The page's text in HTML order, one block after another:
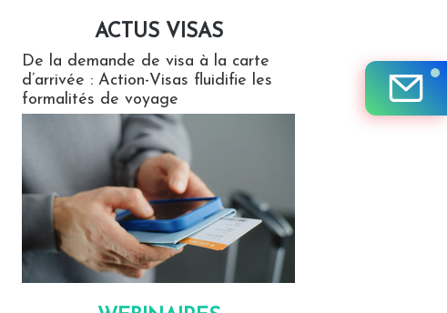
ACTUS VISAS
De la demande de visa à la carte
d’arrivée : Action-Visas fluidifie les
formalités de voyage